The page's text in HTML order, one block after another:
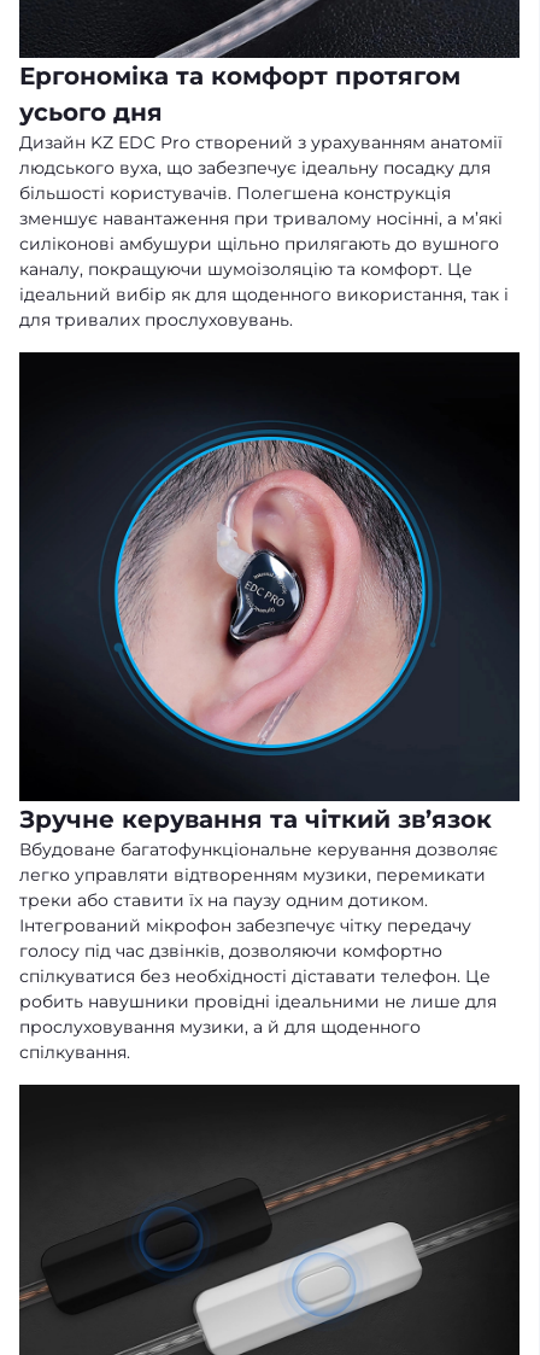
Ергономіка та комфорт протягом
усього дня
Дизайн KZ EDC Pro створений з урахуванням анатомії
людського вуха, що забезпечує ідеальну посадку для
більшості користувачів. Полегшена конструкція
зменшує навантаження при тривалому носінні, а м’які
силіконові амбушури щільно прилягають до вушного
каналу, покращуючи шумоізоляцію та комфорт. Це
ідеальний вибір як для щоденного використання, так і
для тривалих прослуховувань.
Зручне керування та чіткий зв’язок
Вбудоване багатофункціональне керування дозволяє
легко управляти відтворенням музики, перемикати
треки або ставити їх на паузу одним дотиком.
Інтегрований мікрофон забезпечує чітку передачу
голосу під час дзвінків, дозволяючи комфортно
спілкуватися без необхідності діставати телефон. Це
робить навушники провідні ідеальними не лише для
прослуховування музики, а й для щоденного
спілкування.